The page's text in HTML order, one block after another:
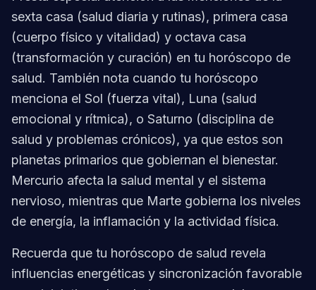
sexta casa (salud diaria y rutinas), primera casa
(cuerpo físico y vitalidad) y octava casa
(transformación y curación) en tu horóscopo de
salud. También nota cuando tu horóscopo
menciona el Sol (fuerza vital), Luna (salud
emocional y rítmica), o Saturno (disciplina de
salud y problemas crónicos), ya que estos son
planetas primarios que gobiernan el bienestar.
Mercurio afecta la salud mental y el sistema
nervioso, mientras que Marte gobierna los niveles
de energía, la inflamación y la actividad física.
Recuerda que tu horóscopo de salud revela
influencias energéticas y sincronización favorable